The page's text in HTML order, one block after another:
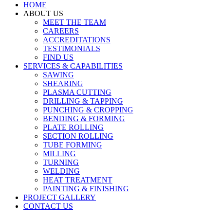
HOME
ABOUT US
MEET THE TEAM
CAREERS
ACCREDITATIONS
TESTIMONIALS
FIND US
SERVICES & CAPABILITIES
SAWING
SHEARING
PLASMA CUTTING
DRILLING & TAPPING
PUNCHING & CROPPING
BENDING & FORMING
PLATE ROLLING
SECTION ROLLING
TUBE FORMING
MILLING
TURNING
WELDING
HEAT TREATMENT
PAINTING & FINISHING
PROJECT GALLERY
CONTACT US